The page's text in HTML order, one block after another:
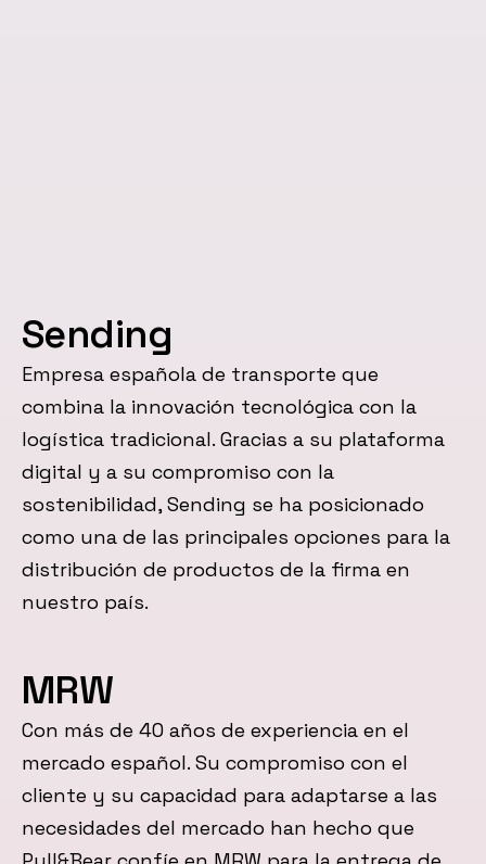
Sending
Empresa española de transporte que
combina la innovación tecnológica con la
logística tradicional. Gracias a su plataforma
digital y a su compromiso con la
sostenibilidad, Sending se ha posicionado
como una de las principales opciones para la
distribución de productos de la firma en
nuestro país.
MRW
Con más de 40 años de experiencia en el
mercado español. Su compromiso con el
cliente y su capacidad para adaptarse a las
necesidades del mercado han hecho que